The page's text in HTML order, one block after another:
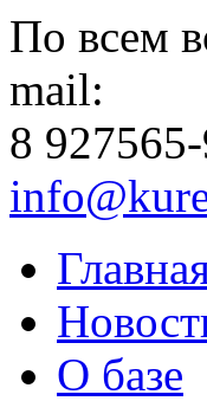
По всем
mail:
8 927
О базе